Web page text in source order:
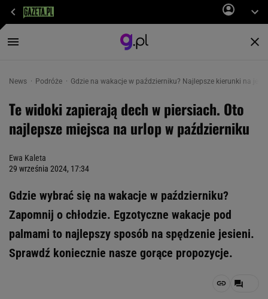
News Podróże Gdzie na wakacje w październiku? Najlepsze kierunki na
Te widoki zapierają dech w piersiach. Oto
najlepsze miejsca na urlop w październiku
Ewa Kaleta
29 września 2024, 17:34
Gdzie wybrać się na wakacje w październiku?
Zapomnij o chłodzie. Egzotyczne wakacje pod
palmami to najlepszy sposób na spędzenie jesieni.
Sprawdź koniecznie nasze gorące propozycje.